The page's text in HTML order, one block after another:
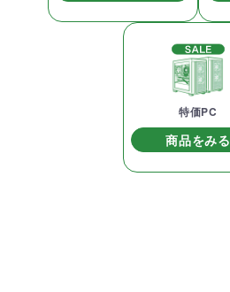
特価PC
商品をみる